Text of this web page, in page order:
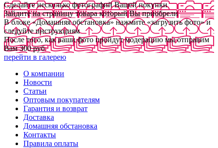
Сделайте несколько фотографий Вашей покупки
Зайдите на страницу товара который Вы приобрели
В блоке «Домашняя обстановка» нажмите «загрузить фото» и
следуйте инструкциям
После того, как ваши фото пройдут модерацию мы отправим
Вам 300 руб
перейти в галерею
О компании
Новости
Статьи
Оптовым покупателям
Гарантия и возврат
Доставка
Домашняя обстановка
Контакты
Правила оплаты